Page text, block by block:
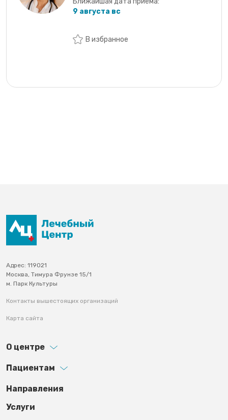
9 августа вс
В избранное
Адрес: 119021
Москва, Тимура Фрунзе 15/1
м. Парк Культуры
Контакты вышестоящих организаций
Карта сайта
О центре
Пациентам
Footer third
Направления
Услуги